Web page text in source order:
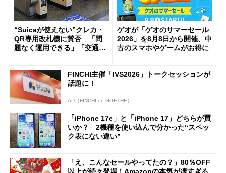
“Suicaが使えない”クレカ・
QR専用改札機に賛否 「問
題なく運用できる」「交通系I
ゲオが「ゲオのサマーセール
2026」を8月8日から開催、中
古のスマホやゲームがお得に
FINCHI主催「IVS2026」トークセッションが
話題に！
AD（FINCHI on GOETHE）
「iPhone 17e」と「iPhone 17」どちらが買
いか？ 2機種を使い込んで分かった“スペッ
ク表にない違い”
「え、こんなセールやってたの？」80％OFF
以上が続々登場！Amazonの本気が凄すぎる